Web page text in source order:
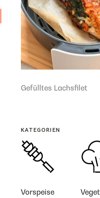
Gefülltes Lachsfilet
KATEGORIEN
Vorspeise